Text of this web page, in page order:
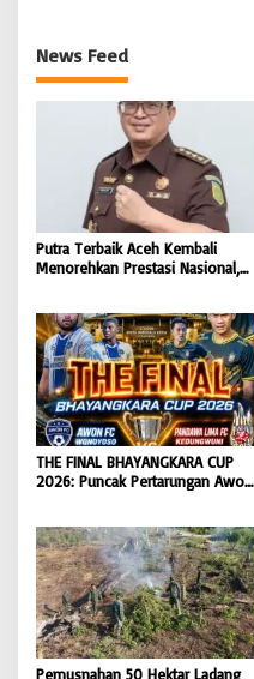
News Feed
Putra Terbaik Aceh Kembali
Menorehkan Prestasi Nasional,
Koordinator JAM Pidum
Kejaksaan Agung RI |
BONGKAR’Perkara.com
THE FINAL BHAYANGKARA CUP
2026: Puncak Pertarungan Awon
Mengguncang Stadion Widya
Manggala Krida
Pemusnahan 50 Hektar Ladang